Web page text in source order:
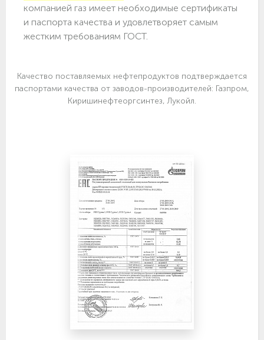
компанией газ имеет необходимые сертификаты
и паспорта качества и удовлетворяет самым
жестким требованиям ГОСТ.
Качество поставляемых нефтепродуктов подтверждается
паспортами качества от заводов-производителей: Газпром,
Киришинефтеоргсинтез, Лукойл.